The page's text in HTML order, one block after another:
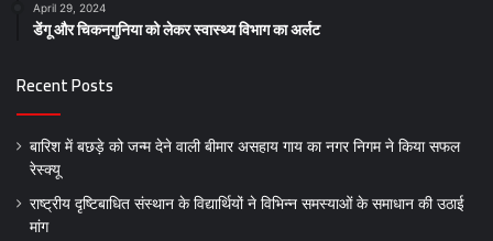
April 29, 2024
डेंगू और चिकनगुनिया को लेकर स्वास्थ्य विभाग का अर्लट
Recent Posts
बारिश में बछड़े को जन्म देने वाली बीमार असहाय गाय का नगर निगम ने किया सफल
रेस्क्यू
राष्ट्रीय दृष्टिबाधित संस्थान के विद्यार्थियों ने विभिन्न समस्याओं के समाधान की उठाई
मांग